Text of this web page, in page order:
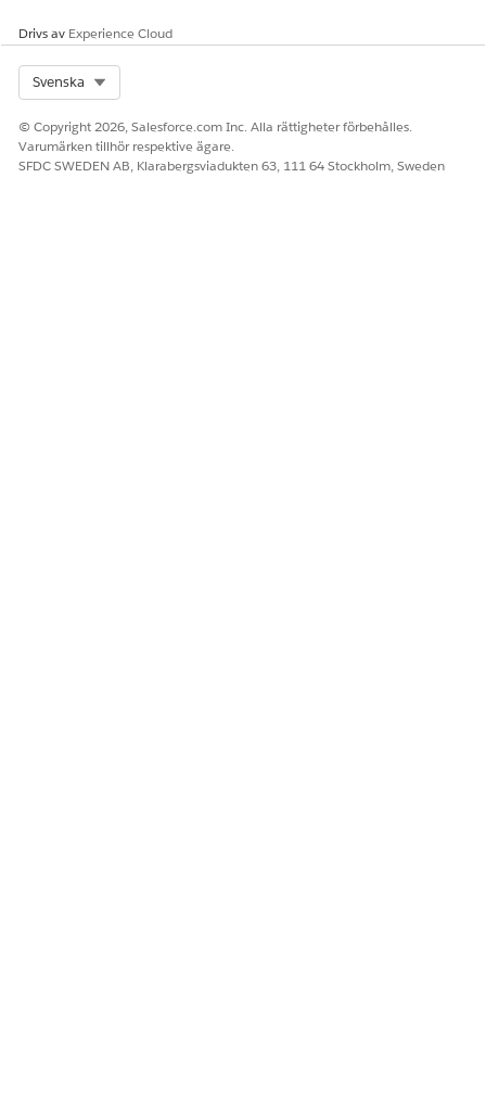
Drivs av Experience Cloud
Svenska
© Copyright 2026, Salesforce.com Inc. Alla rättigheter förbehålles.
Varumärken tillhör respektive ägare.
SFDC SWEDEN AB, Klarabergsviadukten 63, 111 64 Stockholm, Sweden